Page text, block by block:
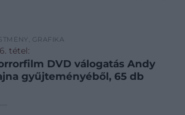
GRAFIKA
tétel:
DVD válogatás Andy
gyűjteményéből, 65 db